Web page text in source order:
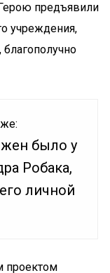
предъявили
учреждения,
было у
Робака,
личной
проектом